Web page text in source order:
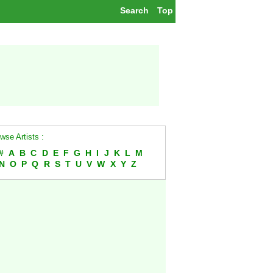
Top
Search
Artists :
A B C D E F G H I J K L
M
O P Q R S T U V W X Y Z